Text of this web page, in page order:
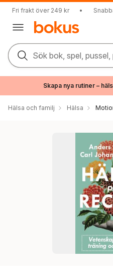
Fri frakt över 249 kr •
Sök bok, spel, pussel,
Skapa nya rutiner –
Hälsa och familj Hälsa